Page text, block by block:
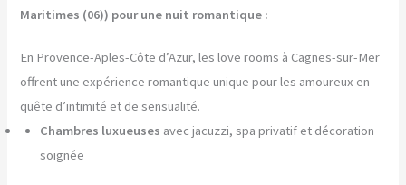
Maritimes (06)) pour une nuit romantique :
En Provence-Aples-Côte d’Azur, les love rooms à Cagnes-sur-Mer
offrent une expérience romantique unique pour les amoureux en
quête d’intimité et de sensualité.
Chambres luxueuses avec jacuzzi, spa privatif et décoration
soignée